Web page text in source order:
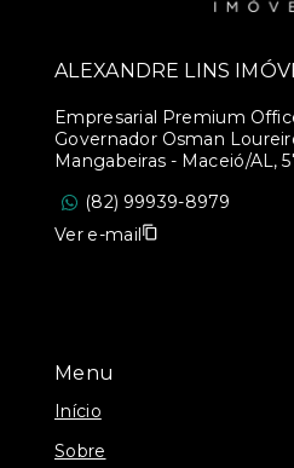
Menu
Início
Sobre
ALEXANDRE LINS
Empresarial Premium
Governador Osman
Mangabeiras - Maceió/AL,
(82) 99939-8979
Ver e-mail